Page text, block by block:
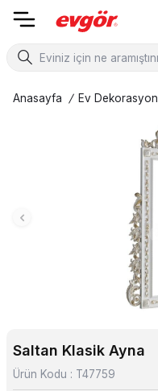
Anasayfa / Ev Dekorasyon
Saltan Klasik Ayna
Ürün Kodu : T47759